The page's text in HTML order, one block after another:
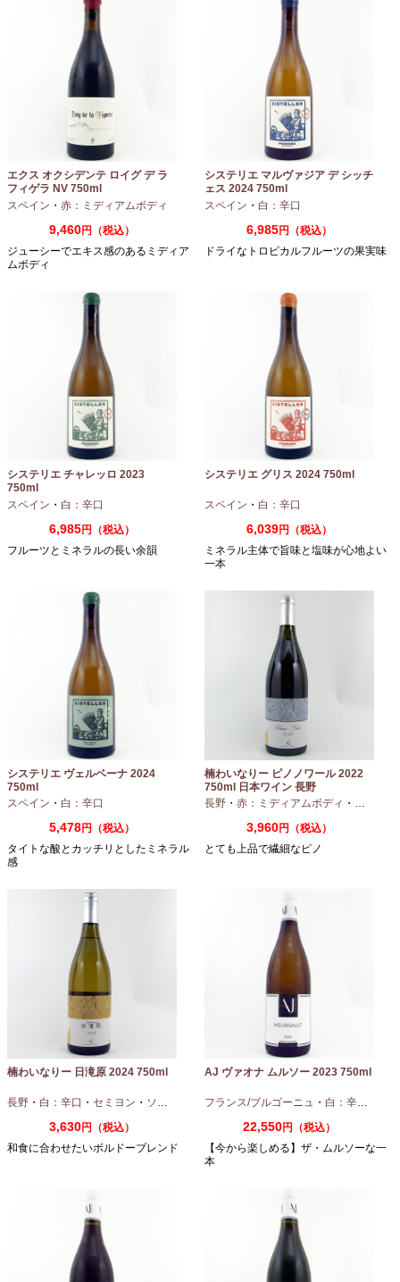
エクス オクシデンテ ロイグ デ ラ
フィゲラ NV 750ml
（2022/2023）
スペイン ・ 赤：ミディアムボディ
9,460円（税込）
ジューシーでエキス感のあるミディア
ムボディ
システリエ マルヴァジア デ シッチ
ェス 2024 750ml
スペイン ・ 白：辛口
6,985円（税込）
ドライなトロピカルフルーツの果実味
システリエ チャレッロ 2023
750ml
スペイン ・ 白：辛口
6,985円（税込）
フルーツとミネラルの長い余韻
システリエ グリス 2024 750ml
スペイン ・ 白：辛口
6,039円（税込）
ミネラル主体で旨味と塩味が心地よい
一本
システリエ ヴェルベーナ 2024
750ml
スペイン ・ 白：辛口
5,478円（税込）
タイトな酸とカッチリとしたミネラル
感
楠わいなりー ピノノワール 2022
750ml 日本ワイン 長野
長野 ・ 赤：ミディアムボディ ・ ピノノワ
3,960円（税込）
とても上品で繊細なピノ
楠わいなりー 日滝原 2024 750ml
長野 ・ 白：辛口 ・ セミヨン ・ ソーヴィニオンブラン
3,630円（税込）
和食に合わせたいボルドーブレンド
AJ ヴァオナ ムルソー 2023 750ml
フランス/ブルゴーニュ ・ 白：辛口
22,550円（税込）
【今から楽しめる】ザ・ムルソーな一
本